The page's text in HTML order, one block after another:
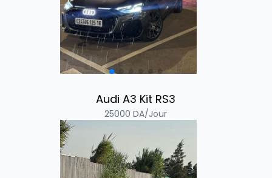
Audi A3 Kit RS3
25000 DA/Jour